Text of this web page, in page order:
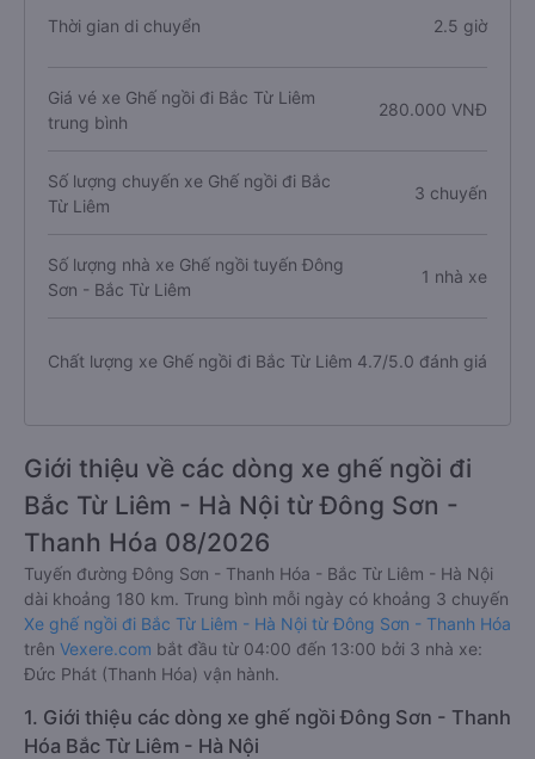
Thời gian di chuyển 2.5 giờ
Giá vé xe Ghế ngồi đi Bắc Từ Liêm
trung bình
280.000 VNĐ
Số lượng chuyến xe Ghế ngồi đi Bắc
Từ Liêm
3 chuyến
Số lượng nhà xe Ghế ngồi tuyến Đông
Sơn - Bắc Từ Liêm
1 nhà xe
Chất lượng xe Ghế ngồi đi Bắc Từ Liêm 4.7/5.0 đánh giá
Giới thiệu về các dòng xe ghế ngồi đi
Bắc Từ Liêm - Hà Nội từ Đông Sơn -
Thanh Hóa 08/2026
Tuyến đường Đông Sơn - Thanh Hóa - Bắc Từ Liêm - Hà Nội
dài khoảng 180 km. Trung bình mỗi ngày có khoảng 3 chuyến
Xe ghế ngồi đi Bắc Từ Liêm - Hà Nội từ Đông Sơn - Thanh Hóa
trên Vexere.com bắt đầu từ 04:00 đến 13:00 bởi 3 nhà xe:
Đức Phát (Thanh Hóa) vận hành.
1. Giới thiệu các dòng xe ghế ngồi Đông Sơn - Thanh
Hóa Bắc Từ Liêm - Hà Nội